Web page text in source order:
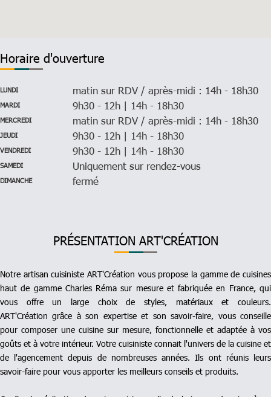
Horaire d'ouverture
LUNDI matin sur RDV / après-midi : 14h - 18h30
MARDI 9h30 - 12h | 14h - 18h30
MERCREDI matin sur RDV / après-midi : 14h - 18h30
JEUDI 9h30 - 12h | 14h - 18h30
VENDREDI 9h30 - 12h | 14h - 18h30
SAMEDI Uniquement sur rendez-vous
DIMANCHE fermé
PRÉSENTATION ART'CRÉATION
Notre artisan cuisiniste ART'Création vous propose la gamme de cuisines
haut de gamme Charles Réma sur mesure et fabriquée en France, qui
vous offre un large choix de styles, matériaux et couleurs.
ART'Création grâce à son expertise et son savoir-faire, vous conseille
pour composer une cuisine sur mesure, fonctionnelle et adaptée à vos
goûts et à votre intérieur. Votre cuisiniste connait l'univers de la cuisine et
de l'agencement depuis de nombreuses années. Ils ont réunis leurs
savoir-faire pour vous apporter les meilleurs conseils et produits.